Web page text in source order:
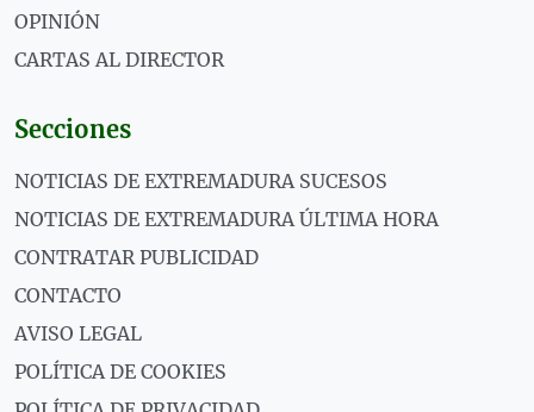
OPINIÓN
CARTAS AL DIRECTOR
Secciones
NOTICIAS DE EXTREMADURA SUCESOS
NOTICIAS DE EXTREMADURA ÚLTIMA HORA
CONTRATAR PUBLICIDAD
CONTACTO
AVISO LEGAL
POLÍTICA DE COOKIES